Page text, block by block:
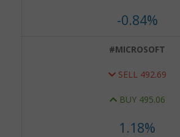
-0.87%
#MICROSOFT
SELL 492.70
BUY 495.07
1.18%